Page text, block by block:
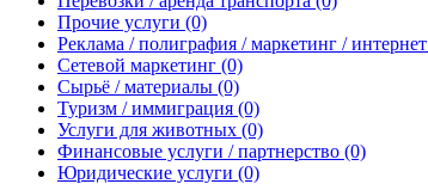
Прочие услуги (0)
Реклама / полиграфия / маркетинг / интернет
Сетевой маркетинг (0)
Сырьё / материалы (0)
Туризм / иммиграция (0)
Услуги для животных (0)
Финансовые услуги / партнерство (0)
Юридические услуги (0)